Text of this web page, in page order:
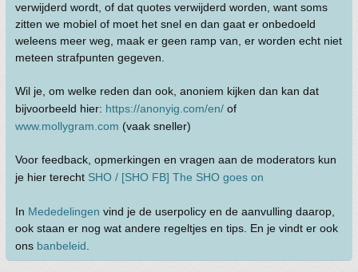
verwijderd wordt, of dat quotes verwijderd worden, want soms
zitten we mobiel of moet het snel en dan gaat er onbedoeld
weleens meer weg, maak er geen ramp van, er worden echt niet
meteen strafpunten gegeven.
Wil je, om welke reden dan ook, anoniem kijken dan kan dat
bijvoorbeeld hier: https://anonyig.com/en/ of
www.mollygram.com (vaak sneller)
Voor feedback, opmerkingen en vragen aan de moderators kun
je hier terecht SHO / [SHO FB] The SHO goes on
In Mededelingen vind je de userpolicy en de aanvulling daarop,
ook staan er nog wat andere regeltjes en tips. En je vindt er ook
ons banbeleid